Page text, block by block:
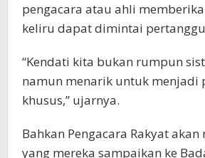
pengacara atau ahli
keliru dapat dimintai
“Kendati kita bukan rumpun
namun menarik untuk menjadi
khusus,” ujarnya.
Bahkan Pengacara Rakyat
yang mereka sampaikan ke